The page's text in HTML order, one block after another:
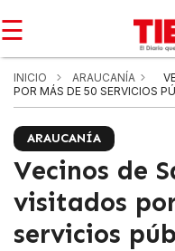
☰
INICIO ARAUCANÍA
POR MÁS DE 50 SERVICIOS
ARAUCANÍA
Vecinos de
visitados
servicios